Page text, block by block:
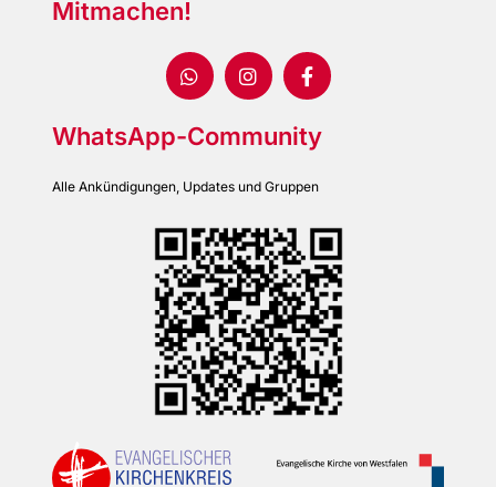
Mitmachen!
WhatsApp-Community
Alle Ankündigungen, Updates und Gruppen